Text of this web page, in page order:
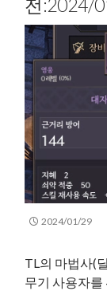
전:2024/
2024/01/29
TL의 마법사(
무기 사용자